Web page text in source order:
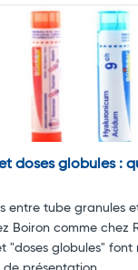
doses globules :
entre tube granules
Boiron comme chez
"doses globules"